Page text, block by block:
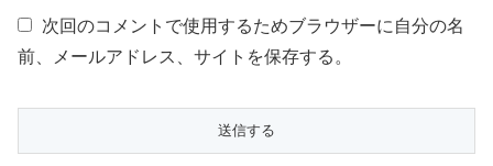
次回のコメントで使用するためブラウザーに自分の名
前、メールアドレス、サイトを保存する。